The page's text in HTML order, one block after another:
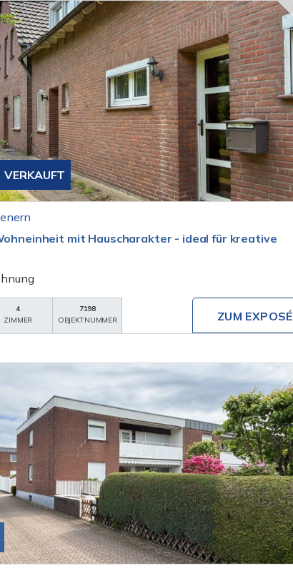
VERKAUFT
mit Hauscharakter - ideal für kreative
4
ZIMMER
7198
OBJEKTNUMMER
ZUM EXPOSÉ